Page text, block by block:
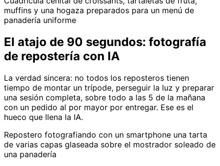
muffins y una hogaza preparados para un menú de
panadería uniforme
El atajo de 90 segundos: fotografía
de repostería con IA
La verdad sincera: no todos los reposteros tienen
tiempo de montar un trípode, perseguir la luz y preparar
una sesión completa, sobre todo a las 5 de la mañana
con un pedido al por mayor por entregar. Ese es el
hueco que llena la IA.
Repostero fotografiando con un smartphone una tarta
de varias capas glaseada sobre el mostrador soleado de
una panadería